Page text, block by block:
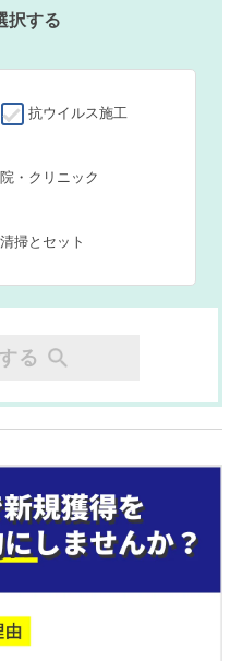
択する
抗ウイルス施工
・クリニック
清掃とセット
る